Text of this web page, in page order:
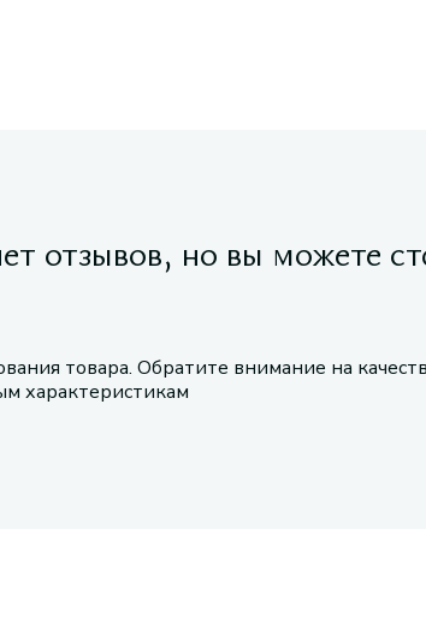
отзывов, но вы можете
товара. Обратите внимание на
характеристикам